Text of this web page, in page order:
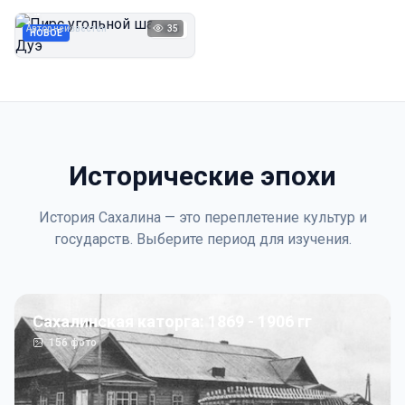
НОВОЕ 1923
Автор неизвестен 35
Исторические эпохи
История Сахалина — это переплетение культур и
государств. Выберите период для изучения.
Сахалинская каторга: 1869 - 1906 гг
156фото